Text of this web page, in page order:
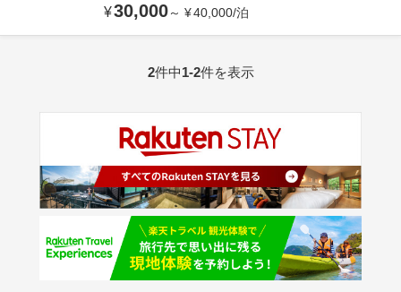
¥30,000～ ¥40,000/泊
2件中1-2件を表示